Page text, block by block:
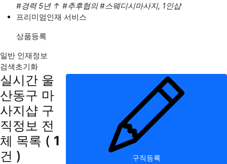
#경력 5년 ↑ #추후협의 #스웨디시마사지, 1인샵
프리미엄인재 서비스
상품등록
일반 인재정보
검색초기화
실시간 울
산동구 마
사지샵 구
직정보 전
체 목록 ( 1
건 )
구직등록